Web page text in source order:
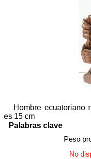
Hombre ecuatoriano
es 15 cm
Palabras clave
Peso
No